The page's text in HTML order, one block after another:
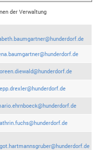
der Verwaltung